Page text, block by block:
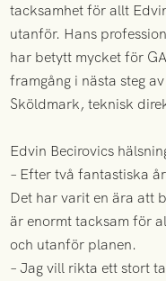
tacksamhet för allt
utanför. Hans
har betytt mycket för
framgång i nästa steg
Sköldmark, teknisk
Edvin Becirovics
– Efter två fantastiska
Det har varit en ära att
är enormt tacksam för
och utanför planen.
– Jag vill rikta ett stort